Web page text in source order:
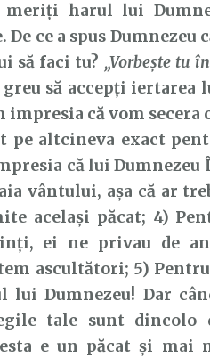
harul lui
De ce a spus Dumnezeu
să faci tu? „Vorbește tu
să accepți iertarea
impresia că vom secera
pe altcineva exact
că lui Dumnezeu
vântului, așa că ar
același păcat; 4)
ei ne privau de
ascultători; 5)
lui Dumnezeu! Dar
tale sunt
e un păcat și